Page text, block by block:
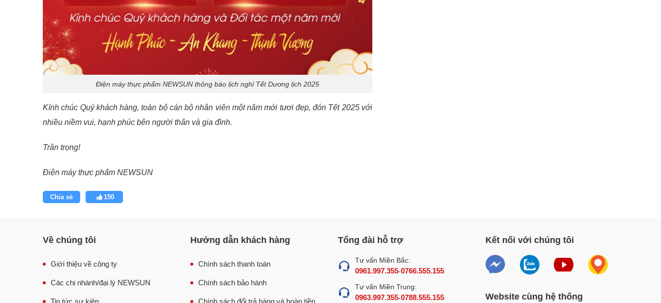
Điện máy thực phẩm NEWSUN thông báo lịch nghỉ Tết Dương lịch 2025
Kính chúc Quý khách hàng, toàn bộ cán bộ nhân viên một năm mới tươi đẹp, đón Tết 2025 với
nhiều niềm vui, hạnh phúc bên người thân và gia đình.
Trân trọng!
Điện máy thực phẩm NEWSUN
Chia sẻ 150
Về chúng tôi
Giới thiệu về công ty
Các chi nhánh/đại lý NEWSUN
Tin tức sự kiện
Hướng dẫn khách hàng
Chính sách thanh toán
Chính sách bảo hành
Chính sách đổi trả hàng và hoàn tiền
Tổng đài hỗ trợ
Tư vấn Miền Bắc:
0961.997.355-0766.555.155
Tư vấn Miền Trung:
0963.997.355-0788.555.155
Kết nối với chúng tôi
Website cùng hệ thống